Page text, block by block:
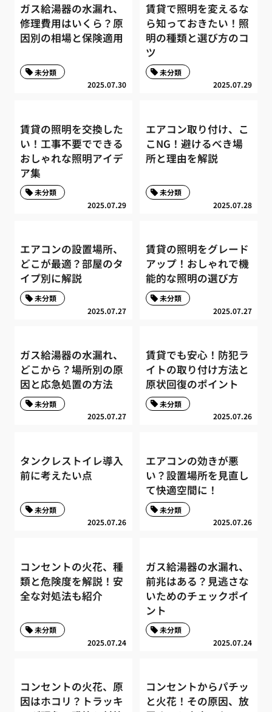
ガス給湯器の水漏れ、
修理費用はいくら？原
因別の相場と保険適用
2025.07.30
未分類
賃貸で照明を変えるな
ら知っておきたい！照
明の種類と選び方のコ
ツ
2025.07.29
未分類
賃貸の照明を交換した
い！工事不要でできる
おしゃれな照明アイデ
ア集
2025.07.29
未分類
エアコン取り付け、こ
こNG！避けるべき場
所と理由を解説
2025.07.28
未分類
エアコンの設置場所、
どこが最適？部屋のタ
イプ別に解説
2025.07.27
未分類
賃貸の照明をグレード
アップ！おしゃれで機
能的な照明の選び方
2025.07.27
未分類
ガス給湯器の水漏れ、
どこから？場所別の原
因と応急処置の方法
2025.07.27
未分類
賃貸でも安心！防犯ラ
イトの取り付け方法と
原状回復のポイント
2025.07.26
未分類
タンクレストイレ導入
前に考えたい点
2025.07.26
未分類
エアコンの効きが悪
い？設置場所を見直し
て快適空間に！
2025.07.26
未分類
コンセントの火花、種
類と危険度を解説！安
全な対処法も紹介
2025.07.24
未分類
ガス給湯器の水漏れ、
前兆はある？見逃さな
いためのチェックポイ
ント
2025.07.24
未分類
コンセントの火花、原
因はホコリ？トラッキ
コンセントからパチッ
と火花！その原因、放